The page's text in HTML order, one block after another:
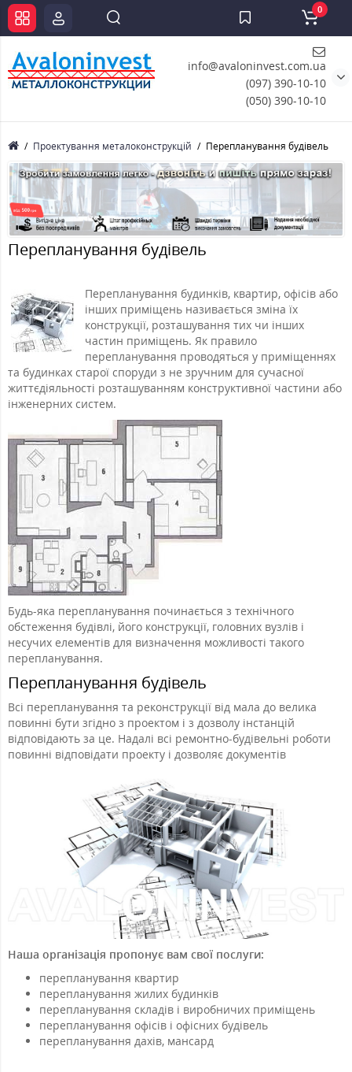
info@avaloninvest.com.ua
(097) 390-10-10
(050) 390-10-10
0
Проектування металоконструкцій Перепланування будівель
Перепланування будівель
Перепланування будинків, квартир, офісів або
інших приміщень називається зміна їх
конструкції, розташування тих чи інших
частин приміщень. Як правило
перепланування проводяться у приміщеннях
та будинках старої споруди з не зручним для сучасної
життєдіяльності розташуванням конструктивної частини або
інженерних систем.
Будь-яка перепланування починається з технічного
обстеження будівлі, його конструкції, головних вузлів і
несучих елементів для визначення можливості такого
перепланування.
Перепланування будівель
Всі перепланування та реконструкції від мала до велика
повинні бути згідно з проектом і з дозволу інстанцій
відповідають за це. Надалі всі ремонтно-будівельні роботи
повинні відповідати проекту і дозволяє документів
Наша організація пропонує вам свої послуги:
перепланування квартир
перепланування жилих будинків
перепланування складів і виробничих приміщень
перепланування офісів і офісних будівель
перепланування дахів, мансард